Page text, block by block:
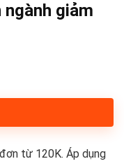
giảm
từ 120K. Áp dụng